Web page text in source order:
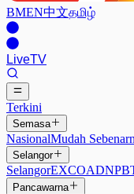
BMEN中文தமிழ்
LiveTV
Terkini
Semasa
NasionalMudah
Selangor
SelangorEXCOADN
Pancawarna